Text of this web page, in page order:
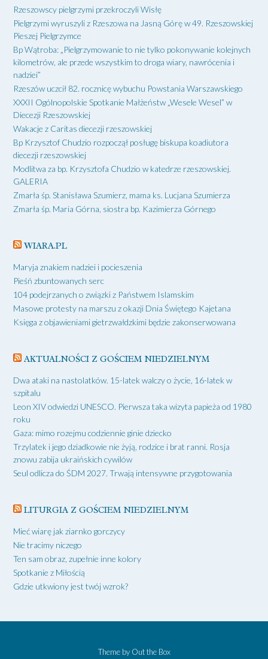
Rzeszowscy pielgrzymi przekroczyli Wisłę
Pielgrzymi wyruszyli z Rzeszowa na Jasną Górę w 49. Rzeszowskiej
Pieszej Pielgrzymce
Bp Wątroba: „Pielgrzymowanie to nie tylko pokonywanie kolejnych
kilometrów, ale przede wszystkim to droga wiary, nawrócenia i
nadziei”
Rzeszów uczcił 82. rocznicę wybuchu Powstania Warszawskiego
XXXII Ogólnopolskie Spotkanie Małżeństw „Wesele Wesel” w
Diecezji Rzeszowskiej
Wakacje z Caritas diecezji rzeszowskiej
Bp Krzysztof Chudzio rozpoczął posługę biskupa koadiutora
diecezji rzeszowskiej
Modlitwa za bp. Krzysztofa Chudzio w katedrze rzeszowskiej.
GALERIA
Zmarła śp. Stanisława Szumierz, mama ks. Lucjana Szumierza
Zmarła śp. Maria Górna, siostra bp. Kazimierza Górnego
WIARA.PL
Maryja znakiem nadziei i pocieszenia
Pieśń zbuntowanych serc
104 podejrzanych o związki z Państwem Islamskim
Masowe protesty na marszu z okazji Dnia Świętego Kajetana
Księga z objawieniami gietrzwałdzkimi będzie zakonserwowana
AKTUALNOŚCI Z GOŚCIEM NIEDZIELNYM
Dwa ataki na nastolatków. 15-latek walczy o życie, 16-latek w
szpitalu
Leon XIV odwiedzi UNESCO. Pierwsza taka wizyta papieża od 1980
roku
Gaza: mimo rozejmu codziennie ginie dziecko
Trzylatek i jego dziadkowie nie żyją, rodzice i brat ranni. Rosja
znowu zabija ukraińskich cywilów
Seul odlicza do ŚDM 2027. Trwają intensywne przygotowania
LITURGIA Z GOŚCIEM NIEDZIELNYM
Mieć wiarę jak ziarnko gorczycy
Nie tracimy niczego
Ten sam obraz, zupełnie inne kolory
Spotkanie z Miłością
Gdzie utkwiony jest twój wzrok?
Theme by Out the Box